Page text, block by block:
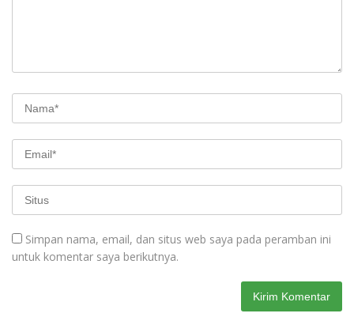
Simpan nama, email, dan situs web saya pada peramban ini
untuk komentar saya berikutnya.